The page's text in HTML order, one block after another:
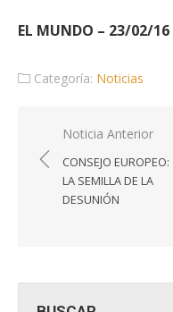
EL MUNDO – 23/02/16
Categoría: Noticias
Navegación
de
entradas
Noticia Anterior
CONSEJO EUROPEO:
LA SEMILLA DE LA
DESUNIÓN